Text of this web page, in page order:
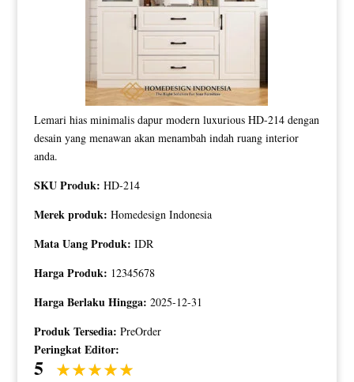
Lemari hias minimalis dapur modern luxurious HD-214 dengan
desain yang menawan akan menambah indah ruang interior
anda.
SKU Produk: HD-214
Merek produk: Homedesign Indonesia
Mata Uang Produk: IDR
Harga Produk: 12345678
Harga Berlaku Hingga: 2025-12-31
Produk Tersedia: PreOrder
Peringkat Editor:
5